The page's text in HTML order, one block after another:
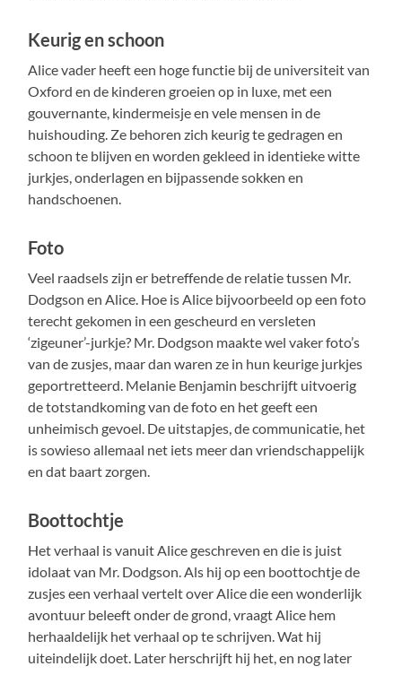
Keurig en schoon
Alice vader heeft een hoge functie bij de universiteit van
Oxford en de kinderen groeien op in luxe, met een
gouvernante, kindermeisje en vele mensen in de
huishouding. Ze behoren zich keurig te gedragen en
schoon te blijven en worden gekleed in identieke witte
jurkjes, onderlagen en bijpassende sokken en
handschoenen.
Foto
Veel raadsels zijn er betreffende de relatie tussen Mr.
Dodgson en Alice. Hoe is Alice bijvoorbeeld op een foto
terecht gekomen in een gescheurd en versleten
‘zigeuner’-jurkje? Mr. Dodgson maakte wel vaker foto’s
van de zusjes, maar dan waren ze in hun keurige jurkjes
geportretteerd. Melanie Benjamin beschrijft uitvoerig
de totstandkoming van de foto en het geeft een
unheimisch gevoel. De uitstapjes, de communicatie, het
is sowieso allemaal net iets meer dan vriendschappelijk
en dat baart zorgen.
Boottochtje
Het verhaal is vanuit Alice geschreven en die is juist
idolaat van Mr. Dodgson. Als hij op een boottochtje de
zusjes een verhaal vertelt over Alice die een wonderlijk
avontuur beleeft onder de grond, vraagt Alice hem
herhaaldelijk het verhaal op te schrijven. Wat hij
uiteindelijk doet. Later herschrijft hij het, en nog later